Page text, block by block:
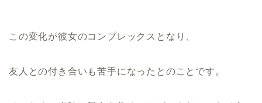
この変化が彼女のコンプレックスとなり、
友人との付き合いも苦手になったとのことです。